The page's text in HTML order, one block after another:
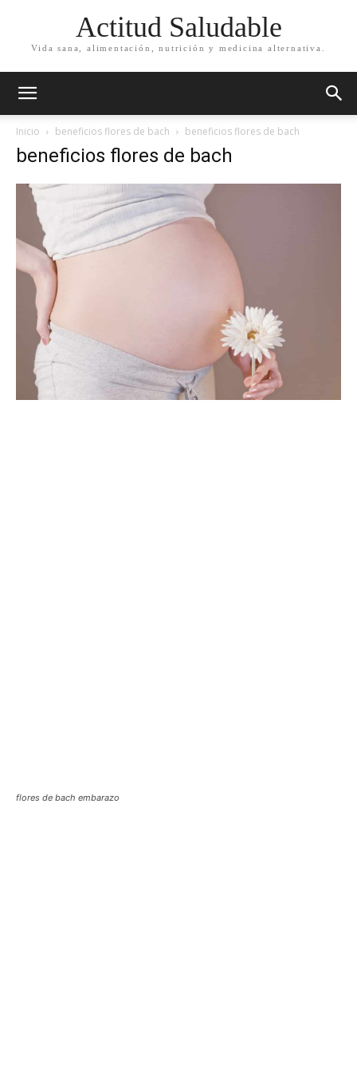
Actitud Saludable
Vida sana, alimentación, nutrición y medicina alternativa.
Inicio beneficios flores de bach beneficios flores de bach
beneficios flores de bach
flores de bach embarazo